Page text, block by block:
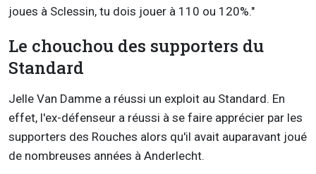
joues à Sclessin, tu dois jouer à 110 ou 120%."
Le chouchou des supporters du
Standard
Jelle Van Damme a réussi un exploit au Standard. En
effet, l'ex-défenseur a réussi à se faire apprécier par les
supporters des Rouches alors qu'il avait auparavant joué
de nombreuses années à Anderlecht.